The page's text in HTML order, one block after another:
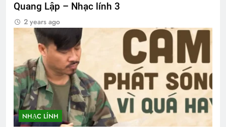
Quang Lập – Nhạc lính 3
2 years ago
NHẠC LÍNH